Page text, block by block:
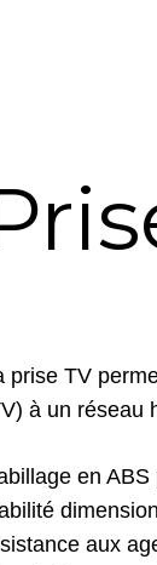
prise TV
à un réseau
en
aux